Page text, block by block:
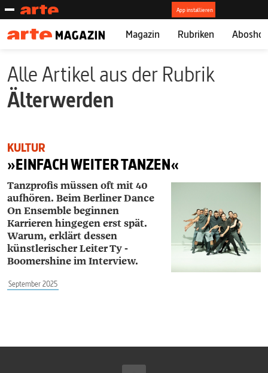
Magazin Rubriken
Alle Artikel aus der Rubrik
Älterwerden
KULTUR
»EINFACH WEITER TANZEN«
Tanzprofis müssen oft mit 40
aufhören. Beim Berliner Dance
On Ensemble beginnen
Karrieren hingegen erst spät.
Warum, erklärt dessen
künstlerischer Leiter Ty ­
Boomershine im Interview.
September 2025